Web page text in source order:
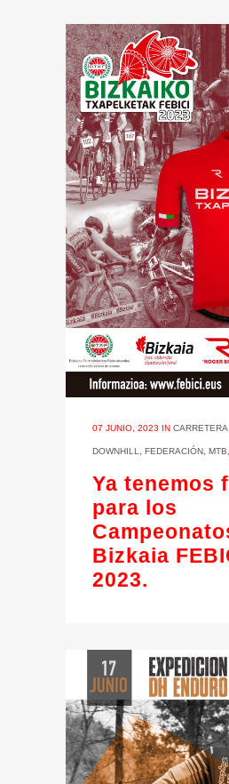
07 JUNIO, 2023 IN CARRETERA
DOWNHILL, FEDERACIÓN, MTB,
Ya tenemos
para los
Bizkaia
2023.